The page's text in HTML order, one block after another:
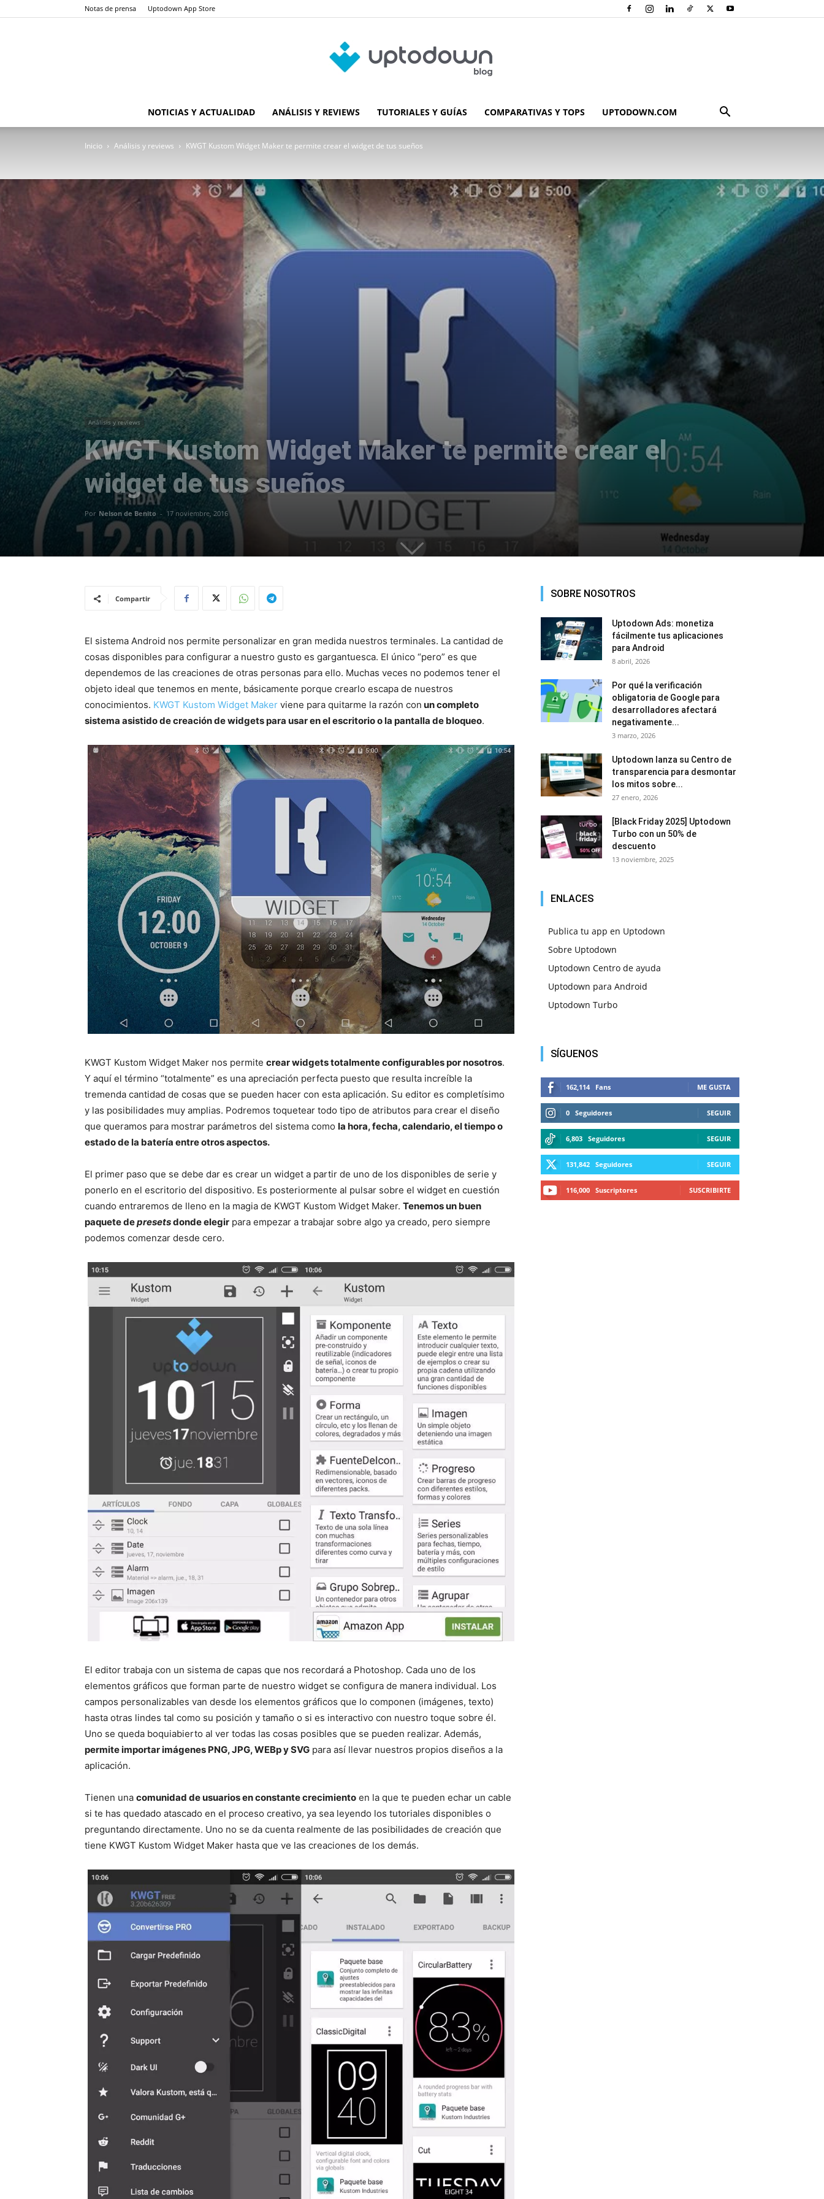
Notas de prensa Uptodown App Store
Blog
de
NOTICIAS Y ACTUALIDAD ANÁLISIS Y REVIEWS TUTORIALES Y GUÍAS COMPARATIVAS Y TOPS UPTODOWN.COM
Inicio Análisis y reviews KWGT Kustom Widget Maker te permite crear el widget de tus sueños
Análisis y reviews
KWGT Kustom Widget Maker te permite crear el
widget de tus sueños
Por Nelson de Benito - 17 noviembre, 2016
Compartir
El sistema Android nos permite personalizar en gran medida nuestros terminales. La cantidad de
cosas disponibles para configurar a nuestro gusto es gargantuesca. El único “pero” es que
dependemos de las creaciones de otras personas para ello. Muchas veces no podemos tener el
objeto ideal que tenemos en mente, básicamente porque crearlo escapa de nuestros
conocimientos. KWGT Kustom Widget Maker viene para quitarme la razón con un completo
sistema asistido de creación de widgets para usar en el escritorio o la pantalla de bloqueo.
KWGT Kustom Widget Maker nos permite crear widgets totalmente configurables por nosotros.
Y aquí el término “totalmente” es una apreciación perfecta puesto que resulta increíble la
tremenda cantidad de cosas que se pueden hacer con esta aplicación. Su editor es completísimo
y las posibilidades muy amplias. Podremos toquetear todo tipo de atributos para crear el diseño
que queramos para mostrar parámetros del sistema como la hora, fecha, calendario, el tiempo o
estado de la batería entre otros aspectos.
El primer paso que se debe dar es crear un widget a partir de uno de los disponibles de serie y
ponerlo en el escritorio del dispositivo. Es posteriormente al pulsar sobre el widget en cuestión
cuando entraremos de lleno en la magia de KWGT Kustom Widget Maker. Tenemos un buen
paquete depresetsdonde elegir para empezar a trabajar sobre algo ya creado, pero siempre
podemos comenzar desde cero.
El editor trabaja con un sistema de capas que nos recordará a Photoshop. Cada uno de los
elementos gráficos que forman parte de nuestro widget se configura de manera individual. Los
campos personalizables van desde los elementos gráficos que lo componen (imágenes, texto)
hasta otras lindes tal como su posición y tamaño o si es interactivo con nuestro toque sobre él.
Uno se queda boquiabierto al ver todas las cosas posibles que se pueden realizar. Además,
permite importar imágenes PNG, JPG, WEBp y SVG para así llevar nuestros propios diseños a la
aplicación.
Tienen una comunidad de usuarios en constante crecimiento en la que te pueden echar un cable
si te has quedado atascado en el proceso creativo, ya sea leyendo los tutoriales disponibles o
preguntando directamente. Uno no se da cuenta realmente de las posibilidades de creación que
tiene KWGT Kustom Widget Maker hasta que ve las creaciones de los demás.
SOBRE NOSOTROS
Uptodown Ads: monetiza
fácilmente tus aplicaciones
para Android
8 abril, 2026
Por qué la verificación
obligatoria de Google para
desarrolladores afectará
negativamente...
3 marzo, 2026
Uptodown lanza su Centro de
transparencia para desmontar
los mitos sobre...
27 enero, 2026
[Black Friday 2025] Uptodown
Turbo con un 50% de
descuento
13 noviembre, 2025
ENLACES
Publica tu app en Uptodown
Sobre Uptodown
Uptodown Centro de ayuda
Uptodown para Android
Uptodown Turbo
SÍGUENOS
162,114 Fans ME GUSTA
0 Seguidores SEGUIR
6,803 Seguidores SEGUIR
131,842 Seguidores SEGUIR
116,000 Suscriptores SUSCRIBIRTE